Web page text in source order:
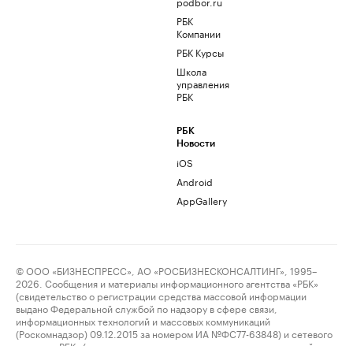
РБК
Компании
РБК Курсы
Школа
управления
РБК
РБК
Новости
iOS
Android
AppGallery
© ООО «БИЗНЕСПРЕСС», АО «РОСБИЗНЕСКОНСАЛТИНГ», 1995–
2026. Сообщения и материалы информационного агентства «РБК»
(свидетельство о регистрации средства массовой информации
выдано Федеральной службой по надзору в сфере связи,
информационных технологий и массовых коммуникаций
(Роскомнадзор) 09.12.2015 за номером ИА №ФС77-63848) и сетевого